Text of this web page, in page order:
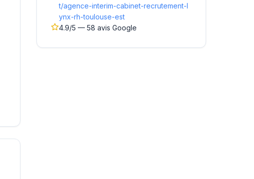
t/agence-interim-cabinet-recrutement-l
ynx-rh-toulouse-est
4.9/5 — 58 avis Google